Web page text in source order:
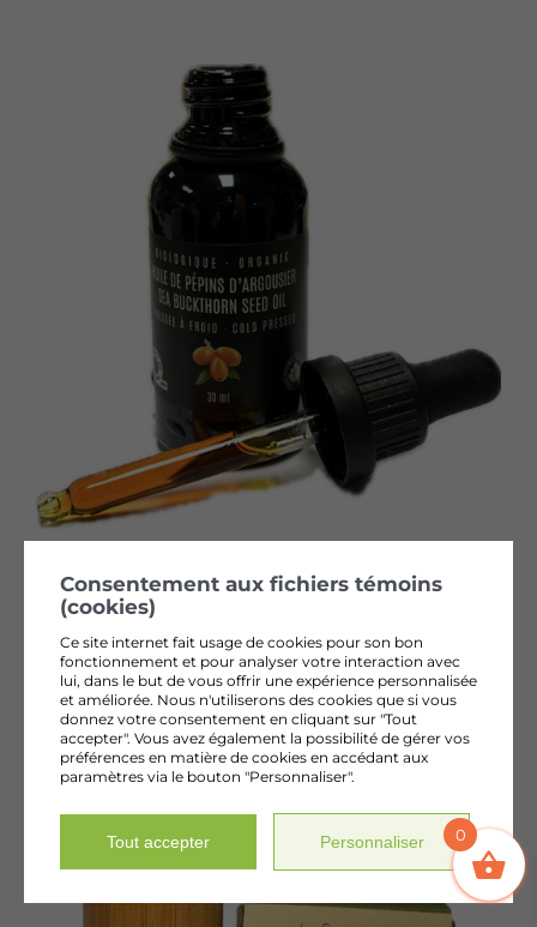
huile de pépins d’argousier
Consentement aux fichiers témoins
(cookies)
Ce site internet fait usage de cookies pour son bon
fonctionnement et pour analyser votre interaction avec
lui, dans le but de vous offrir une expérience personnalisée
et améliorée. Nous n'utiliserons des cookies que si vous
donnez votre consentement en cliquant sur "Tout
accepter". Vous avez également la possibilité de gérer vos
préférences en matière de cookies en accédant aux
paramètres via le bouton "Personnaliser".
Tout accepter Personnaliser 0